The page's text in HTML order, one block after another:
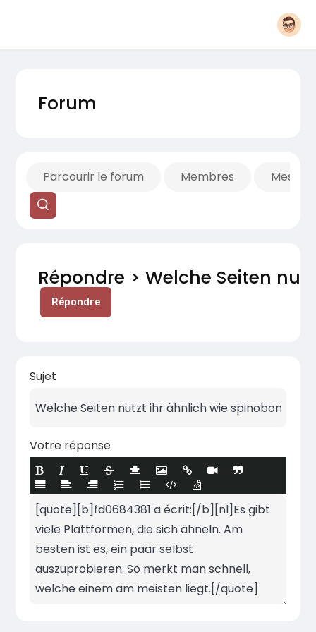
Forum
Parcourir le forum Membres Mes fils
Répondre > Welche Seiten
Répondre
Sujet
Votre réponse